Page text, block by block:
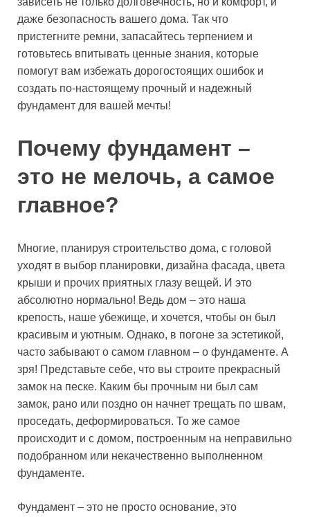
даже безопасность вашего дома. Так что
пристегните ремни, запасайтесь терпением и
готовьтесь впитывать ценные знания, которые
помогут вам избежать дорогостоящих ошибок и
создать по-настоящему прочный и надежный
фундамент для вашей мечты!
Почему фундамент –
это не мелочь, а самое
главное?
Многие, планируя строительство дома, с головой
уходят в выбор планировки, дизайна фасада, цвета
крыши и прочих приятных глазу вещей. И это
абсолютно нормально! Ведь дом – это наша
крепость, наше убежище, и хочется, чтобы он был
красивым и уютным. Однако, в погоне за эстетикой,
часто забывают о самом главном – о фундаменте. А
зря! Представьте себе, что вы строите прекрасный
замок на песке. Каким бы прочным ни был сам
замок, рано или поздно он начнет трещать по швам,
проседать, деформироваться. То же самое
происходит и с домом, построенным на неправильно
подобранном или некачественно выполненном
фундаменте.
Фундамент – это не просто основание, это